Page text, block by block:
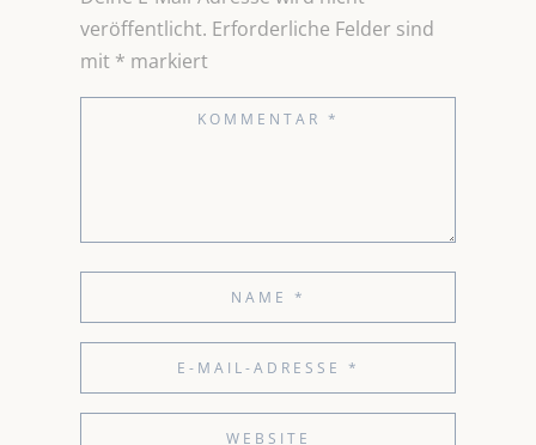
veröffentlicht. Erforderliche Felder sind
mit * markiert